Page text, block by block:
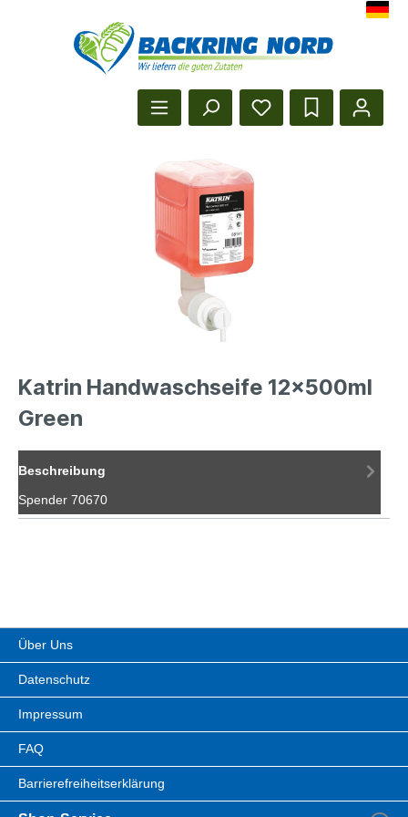
Herzlich Willkommen beim
Katrin Handwaschseife 12x500ml
Green
Beschreibung
Spender 70670
Über Uns
Datenschutz
Impressum
FAQ
Barrierefreiheitserklärung